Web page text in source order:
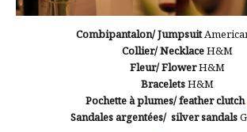
Combipantalon/ Jumpsuit
Collier/ NecklaceH&M
Fleur/ FlowerH&M
BraceletsH&M
Pochette à plumes/ feather clutch
Sandales argentées/ silver sandals